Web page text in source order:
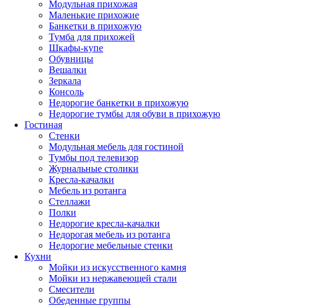
Модульная прихожая
Маленькие прихожие
Банкетки в прихожую
Тумба для прихожей
Шкафы-купе
Обувницы
Вешалки
Зеркала
Консоль
Недорогие банкетки в прихожую
Недорогие тумбы для обуви в прихожую
Гостиная
Стенки
Модульная мебель для гостиной
Тумбы под телевизор
Журнальные столики
Кресла-качалки
Мебель из ротанга
Стеллажи
Полки
Недорогие кресла-качалки
Недорогая мебель из ротанга
Недорогие мебельные стенки
Кухни
Мойки из искусственного камня
Мойки из нержавеющей стали
Смесители
Обеденные группы